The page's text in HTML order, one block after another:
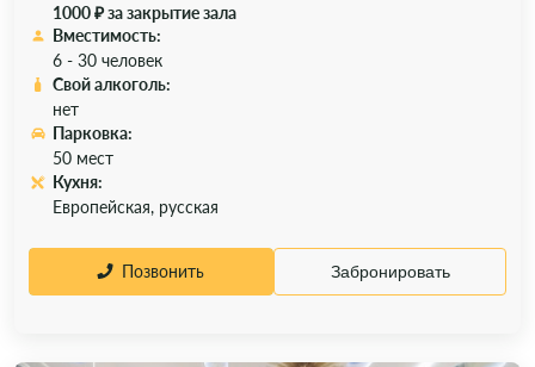
1000 ₽ за закрытие зала
Вместимость:
6 - 30 человек
Свой алкоголь:
нет
Парковка:
50 мест
Кухня:
Европейская, русская
Позвонить Забронировать